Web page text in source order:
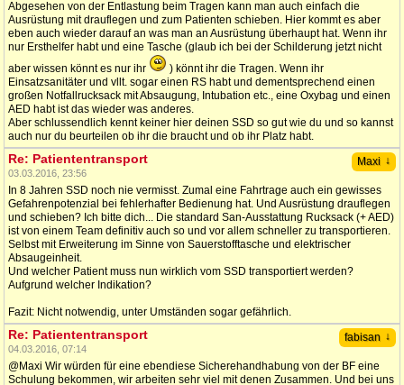
Abgesehen von der Entlastung beim Tragen kann man auch einfach die
Ausrüstung mit drauflegen und zum Patienten schieben. Hier kommt es aber
eben auch wieder darauf an was man an Ausrüstung überhaupt hat. Wenn ihr
nur Ersthelfer habt und eine Tasche (glaub ich bei der Schilderung jetzt nicht
aber wissen könnt es nur ihr
) könnt ihr die Tragen. Wenn ihr
Einsatzsanitäter und vllt. sogar einen RS habt und dementsprechend einen
großen Notfallrucksack mit Absaugung, Intubation etc., eine Oxybag und einen
AED habt ist das wieder was anderes.
Aber schlussendlich kennt keiner hier deinen SSD so gut wie du und so kannst
auch nur du beurteilen ob ihr die braucht und ob ihr Platz habt.
Maxi ↓
Re: Patiententransport
03.03.2016, 23:56
In 8 Jahren SSD noch nie vermisst. Zumal eine Fahrtrage auch ein gewisses
Gefahrenpotenzial bei fehlerhafter Bedienung hat. Und Ausrüstung drauflegen
und schieben? Ich bitte dich... Die standard San-Ausstattung Rucksack (+ AED)
ist von einem Team definitiv auch so und vor allem schneller zu transportieren.
Selbst mit Erweiterung im Sinne von Sauerstofftasche und elektrischer
Absaugeinheit.
Und welcher Patient muss nun wirklich vom SSD transportiert werden?
Aufgrund welcher Indikation?
Fazit: Nicht notwendig, unter Umständen sogar gefährlich.
fabisan ↓
Re: Patiententransport
04.03.2016, 07:14
@Maxi Wir würden für eine ebendiese Sicherehandhabung von der BF eine
Schulung bekommen, wir arbeiten sehr viel mit denen Zusammen. Und bei uns